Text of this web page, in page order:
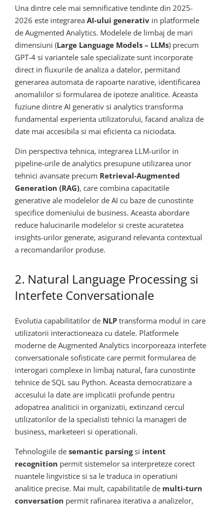
Una dintre cele mai semnificative tendinte din 2025-
2026 este integrarea AI-ului generativ in platformele
de Augmented Analytics. Modelele de limbaj de mari
dimensiuni (Large Language Models – LLMs) precum
GPT-4 si variantele sale specializate sunt incorporate
direct in fluxurile de analiza a datelor, permitand
generarea automata de rapoarte narative, identificarea
anomaliilor si formularea de ipoteze analitice. Aceasta
fuziune dintre AI generativ si analytics transforma
fundamental experienta utilizatorului, facand analiza de
date mai accesibila si mai eficienta ca niciodata.
Din perspectiva tehnica, integrarea LLM-urilor in
pipeline-urile de analytics presupune utilizarea unor
tehnici avansate precum Retrieval-Augmented
Generation (RAG), care combina capacitatile
generative ale modelelor de AI cu baze de cunostinte
specifice domeniului de business. Aceasta abordare
reduce halucinarile modelelor si creste acuratetea
insights-urilor generate, asigurand relevanta contextual
a recomandarilor produse.
2. Natural Language Processing si
Interfete Conversationale
Evolutia capabilitatilor de NLP transforma modul in care
utilizatorii interactioneaza cu datele. Platformele
moderne de Augmented Analytics incorporeaza interfete
conversationale sofisticate care permit formularea de
interogari complexe in limbaj natural, fara cunostinte
tehnice de SQL sau Python. Aceasta democratizare a
accesului la date are implicatii profunde pentru
adopatrea analiticii in organizatii, extinzand cercul
utilizatorilor de la specialisti tehnici la manageri de
business, marketeeri si operationali.
Tehnologiile de semantic parsingsi intent
recognition permit sistemelor sa interpreteze corect
nuantele lingvistice si sa le traduca in operatiuni
analitice precise. Mai mult, capabilitatile de multi-turn
conversation permit rafinarea iterativa a analizelor,